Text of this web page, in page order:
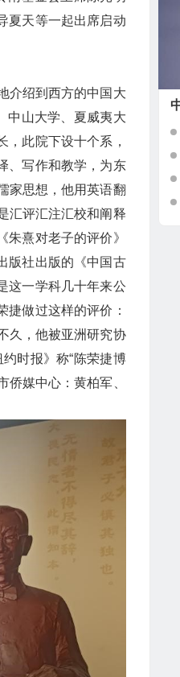
夏天等一起出席启动
介绍到西方的中国大
中山大学、夏威夷大
此院下设十个系，
、写作和教学，为东
家思想，他用英语翻
汇评汇注汇校和阐释
熹对老子的评价》
版社出版的《中国古
这一学科几十年来公
做过这样的评价：
久，他被亚洲研究协
时报》称“陈荣捷博
媒中心：黄柏军、